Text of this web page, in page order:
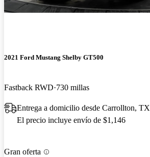
2021 Ford Mustang Shelby GT500
Fastback RWD 730 millas
Entrega a domicilio desde Carrollton, TX
El precio incluye envío de $1,146
Gran oferta